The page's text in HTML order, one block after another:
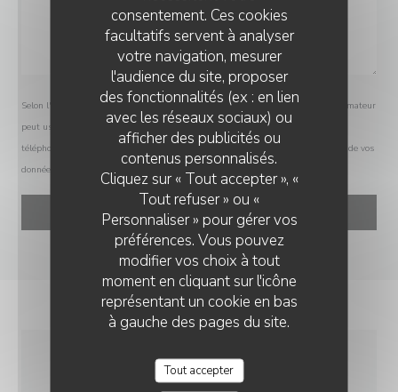
consentement. Ces cookies
facultatifs servent à analyser
votre navigation, mesurer
l'audience du site, proposer
des fonctionnalités (ex : en lien
avec les réseaux sociaux) ou
afficher des publicités ou
contenus personnalisés.
Cliquez sur « Tout accepter », «
Tout refuser » ou «
Personnaliser » pour gérer vos
préférences. Vous pouvez
modifier vos choix à tout
moment en cliquant sur l'icône
représentant un cookie en bas
à gauche des pages du site.
Tout accepter
Selon l'article L.223-2 du code de la consommation, il est rappelé que le consommateur
peut user de son droit à s'inscrire sur la liste d'opposition au démarchage
téléphonique Bloctel :
. Pour plus d'informations sur le traitement de vos
données, consultez notre
politique de confidentialité
INFOS PRATIQUES